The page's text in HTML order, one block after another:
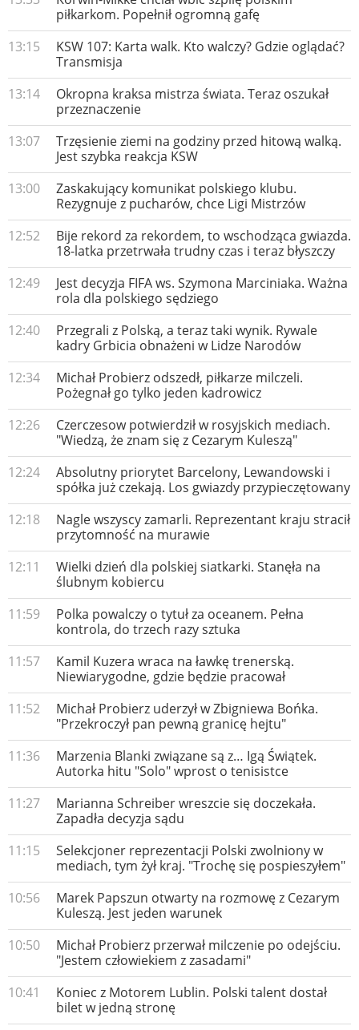
piłkarkom. Popełnił ogromną gafę
13:15
KSW 107: Karta walk. Kto walczy? Gdzie oglądać?
Transmisja
13:14
Okropna kraksa mistrza świata. Teraz oszukał
przeznaczenie
13:07
Trzęsienie ziemi na godziny przed hitową walką.
Jest szybka reakcja KSW
13:00
Zaskakujący komunikat polskiego klubu.
Rezygnuje z pucharów, chce Ligi Mistrzów
12:52
Bije rekord za rekordem, to wschodząca gwiazda.
18-latka przetrwała trudny czas i teraz błyszczy
12:49
Jest decyzja FIFA ws. Szymona Marciniaka. Ważna
rola dla polskiego sędziego
12:40
Przegrali z Polską, a teraz taki wynik. Rywale
kadry Grbicia obnażeni w Lidze Narodów
12:34
Michał Probierz odszedł, piłkarze milczeli.
Pożegnał go tylko jeden kadrowicz
12:26
Czerczesow potwierdził w rosyjskich mediach.
"Wiedzą, że znam się z Cezarym Kuleszą"
12:24
Absolutny priorytet Barcelony, Lewandowski i
spółka już czekają. Los gwiazdy przypieczętowany
12:18
Nagle wszyscy zamarli. Reprezentant kraju stracił
przytomność na murawie
12:11
Wielki dzień dla polskiej siatkarki. Stanęła na
ślubnym kobiercu
11:59
Polka powalczy o tytuł za oceanem. Pełna
kontrola, do trzech razy sztuka
11:57
Kamil Kuzera wraca na ławkę trenerską.
Niewiarygodne, gdzie będzie pracował
11:52
Michał Probierz uderzył w Zbigniewa Bońka.
"Przekroczył pan pewną granicę hejtu"
11:36
Marzenia Blanki związane są z… Igą Świątek.
Autorka hitu "Solo" wprost o tenisistce
11:27
Marianna Schreiber wreszcie się doczekała.
Zapadła decyzja sądu
11:15
Selekcjoner reprezentacji Polski zwolniony w
mediach, tym żył kraj. "Trochę się pospieszyłem"
10:56
Marek Papszun otwarty na rozmowę z Cezarym
Kuleszą. Jest jeden warunek
10:50
Michał Probierz przerwał milczenie po odejściu.
"Jestem człowiekiem z zasadami"
10:41
Koniec z Motorem Lublin. Polski talent dostał
bilet w jedną stronę